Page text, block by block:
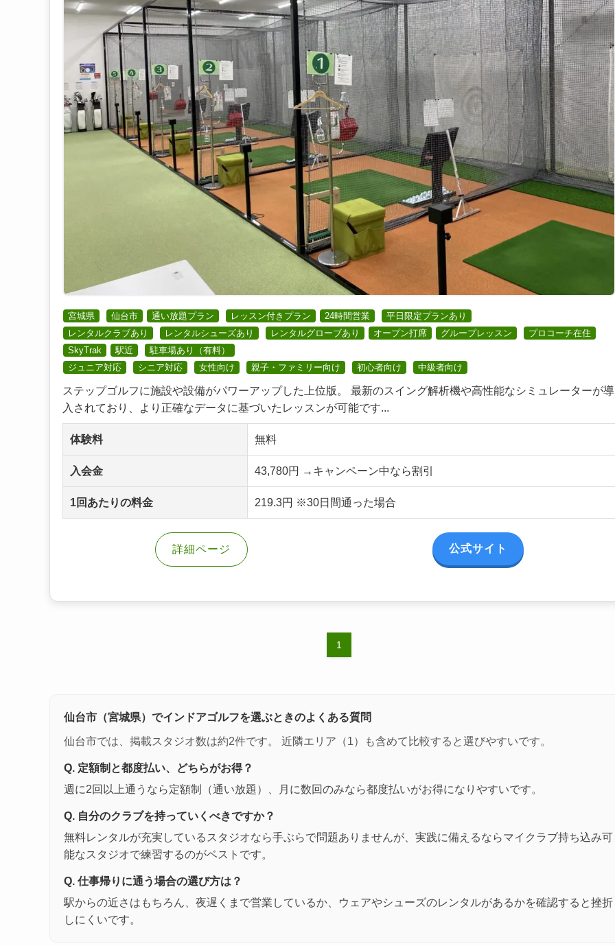
宮城県 仙台市 通い放題プラン レッスン付きプラン 24時間営業
平日限定プランあり
レンタルクラブあり
レンタルシューズあり レンタルグローブあり オープン打席 グループレッスン
プロコーチ在住
SkyTrak
駅近
駐車場あり（有料）
ジュニア対応
シニア対応 女性向け 親子・ファミリー向け 初心者向け 中級者向け
ステップゴルフに施設や設備がパワーアップした上位版。 最新のスイング解析機や高性能なシミュレーターが導
入されており、より正確なデータに基づいたレッスンが可能です...
体験料 無料
入会金 43,780円 →キャンペーン中なら割引
1回あたりの料金 219.3円 ※30日間通った場合
詳細ページ 公式サイト
1
仙台市（宮城県）でインドアゴルフを選ぶときのよくある質問
仙台市では、掲載スタジオ数は約2件です。 近隣エリア（1）も含めて比較すると選びやすいです。
Q. 定額制と都度払い、どちらがお得？
週に2回以上通うなら定額制（通い放題）、月に数回のみなら都度払いがお得になりやすいです。
Q. 自分のクラブを持っていくべきですか？
無料レンタルが充実しているスタジオなら手ぶらで問題ありませんが、実践に備えるならマイクラブ持ち込み可
能なスタジオで練習するのがベストです。
Q. 仕事帰りに通う場合の選び方は？
駅からの近さはもちろん、夜遅くまで営業しているか、ウェアやシューズのレンタルがあるかを確認すると挫折
しにくいです。